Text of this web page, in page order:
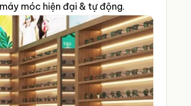
móc hiện đại & tự động.